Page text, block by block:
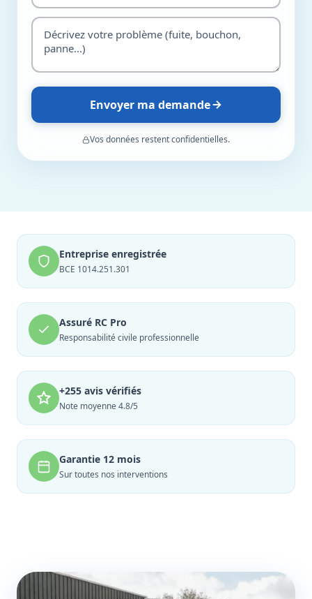
Envoyer ma demande
Vos données restent confidentielles.
Entreprise enregistrée
BCE 1014.251.301
Assuré RC Pro
Responsabilité civile professionnelle
+255 avis vérifiés
Note moyenne 4.8/5
Garantie 12 mois
Sur toutes nos interventions